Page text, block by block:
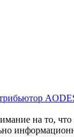
на то, что